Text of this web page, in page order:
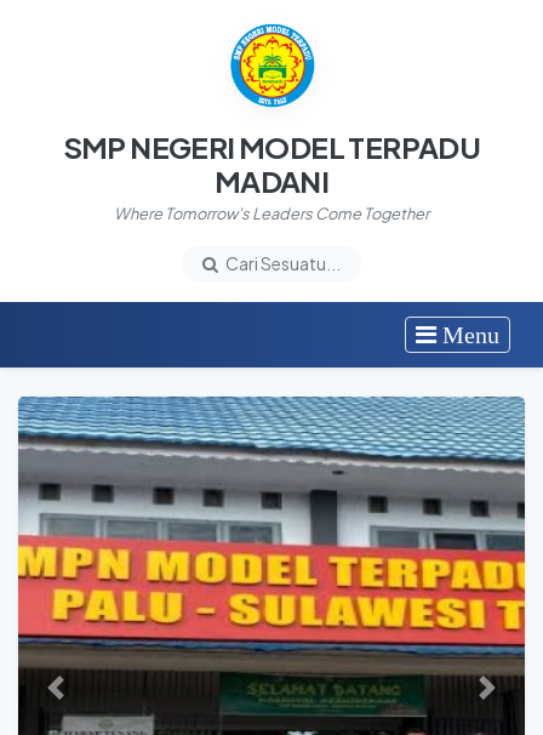
SMP NEGERI MODEL TERPADU
MADANI
Where Tomorrow's Leaders Come Together
Cari Sesuatu...
Menu
Previous Next